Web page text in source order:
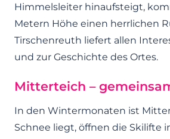
Himmelsleiter hinaufsteigt,
Metern Höhe einen herrlichen
Tirschenreuth liefert allen
und zur Geschichte des Ortes.
Mitterteich –
In den Wintermonaten ist
Schnee liegt, öffnen die Skilifte